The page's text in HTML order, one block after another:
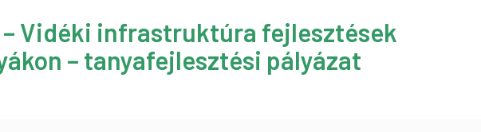
– Vidéki infrastruktúra fejlesztések
– tanyafejlesztési pályázat